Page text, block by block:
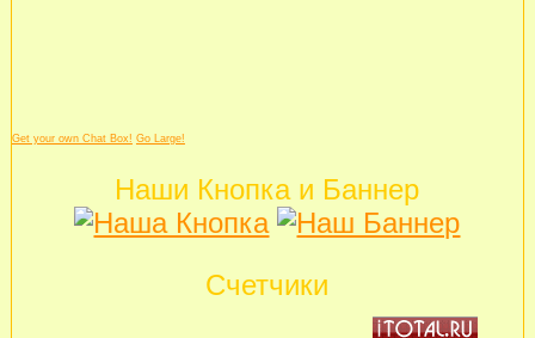
Get your own Chat Box! Go Large!
Наши Кнопка и Баннер
Счетчики